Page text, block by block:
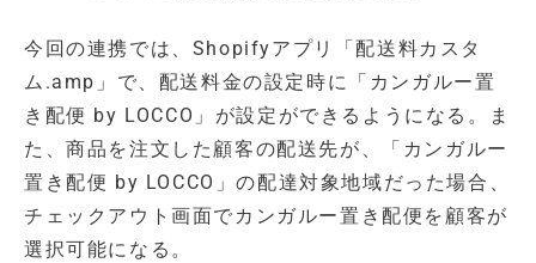
今回の連携では、Shopifyアプリ「配送料カスタ
ム.amp」で、配送料金の設定時に「カンガルー置
き配便 by LOCCO」が設定ができるようになる。ま
た、商品を注文した顧客の配送先が、「カンガルー
置き配便 by LOCCO」の配達対象地域だった場合、
チェックアウト画面でカンガルー置き配便を顧客が
選択可能になる。